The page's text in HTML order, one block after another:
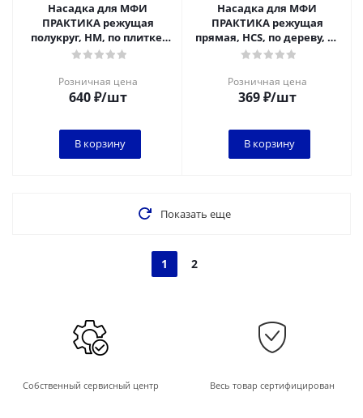
Насадка для МФИ
ПРАКТИКА режущая
полукруг, HM, по плитке,
88 мм
Розничная цена
640₽/шт
В корзину
Насадка для МФИ
ПРАКТИКА режущая
прямая, HCS, по дереву, 65
мм, крупный зуб
Розничная цена
369₽/шт
В корзину
Показать еще
1 2
Собственный сервисный центр Весь товар сертифицирован